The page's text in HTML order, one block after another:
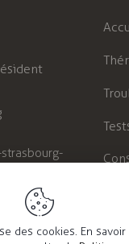
des cookies. En savoir